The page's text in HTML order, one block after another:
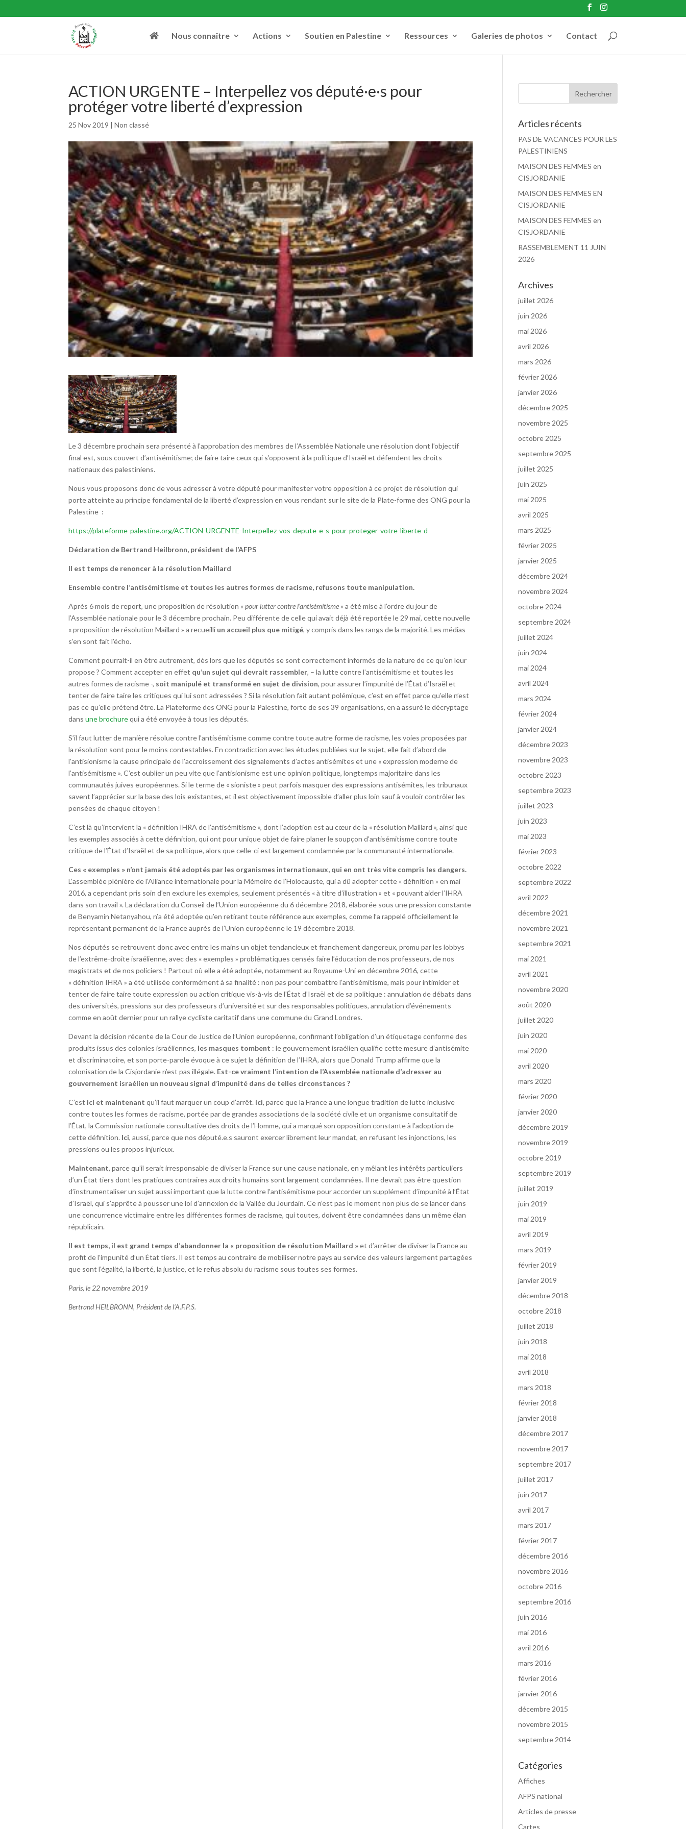
Nous connaître Actions Soutien en Palestine Ressources Galeries de photos Contact
ACTION URGENTE – Interpellez vos député·e·s pour
protéger votre liberté d’expression
25 Nov 2019 |Non classé
Le 3 décembre prochain sera présenté à l’approbation des membres de l’Assemblée Nationale une résolution dont l’objectif
final est, sous couvert d’antisémitisme; de faire taire ceux qui s’opposent à la politique d’Israël et défendent les droits
nationaux des palestiniens.
Nous vous proposons donc de vous adresser à votre député pour manifester votre opposition à ce projet de résolution qui
porte atteinte au principe fondamental de la liberté d’expression en vous rendant sur le site de la Plate-forme des ONG pour la
Palestine :
https://plateforme-palestine.org/ACTION-URGENTE-Interpellez-vos-depute-e-s-pour-proteger-votre-liberte-d
Déclaration de Bertrand Heilbronn, président de l’AFPS
Il est temps de renoncer à la résolution Maillard
Ensemble contre l’antisémitisme et toutes les autres formes de racisme, refusons toute manipulation.
Après 6 mois de report, une proposition de résolution « pour lutter contre l’antisémitisme » a été mise à l’ordre du jour de
l’Assemblée nationale pour le 3 décembre prochain. Peu différente de celle qui avait déjà été reportée le 29 mai, cette nouvelle
« proposition de résolution Maillard » a recueilli un accueil plus que mitigé, y compris dans les rangs de la majorité. Les médias
s’en sont fait l’écho.
Comment pourrait-il en être autrement, dès lors que les députés se sont correctement informés de la nature de ce qu’on leur
propose ? Comment accepter en effet qu’un sujet qui devrait rassembler, – la lutte contre l’antisémitisme et toutes les
autres formes de racisme -, soit manipulé et transformé en sujet de division, pour assurer l’impunité de l’État d’Israël et
tenter de faire taire les critiques qui lui sont adressées ? Si la résolution fait autant polémique, c’est en effet parce qu’elle n’est
pas ce qu’elle prétend être. La Plateforme des ONG pour la Palestine, forte de ses 39 organisations, en a assuré le décryptage
dansune brochurequi a été envoyée à tous les députés.
S’il faut lutter de manière résolue contre l’antisémitisme comme contre toute autre forme de racisme, les voies proposées par
la résolution sont pour le moins contestables. En contradiction avec les études publiées sur le sujet, elle fait d’abord de
l’antisionisme la cause principale de l’accroissement des signalements d’actes antisémites et une « expression moderne de
l’antisémitisme ». C’est oublier un peu vite que l’antisionisme est une opinion politique, longtemps majoritaire dans les
communautés juives européennes. Si le terme de « sioniste » peut parfois masquer des expressions antisémites, les tribunaux
savent l’apprécier sur la base des lois existantes, et il est objectivement impossible d’aller plus loin sauf à vouloir contrôler les
pensées de chaque citoyen !
C’est là qu’intervient la « définition IHRA de l’antisémitisme », dont l’adoption est au cœur de la « résolution Maillard », ainsi que
les exemples associés à cette définition, qui ont pour unique objet de faire planer le soupçon d’antisémitisme contre toute
critique de l’État d’Israël et de sa politique, alors que celle-ci est largement condamnée par la communauté internationale.
Ces « exemples » n’ont jamais été adoptés par les organismes internationaux, qui en ont très vite compris les dangers.
L’assemblée plénière de l’Alliance internationale pour la Mémoire de l’Holocauste, qui a dû adopter cette « définition » en mai
2016, a cependant pris soin d’en exclure les exemples, seulement présentés « à titre d’illustration » et « pouvant aider l’IHRA
dans son travail ». La déclaration du Conseil de l’Union européenne du 6 décembre 2018, élaborée sous une pression constante
de Benyamin Netanyahou, n’a été adoptée qu’en retirant toute référence aux exemples, comme l’a rappelé officiellement le
représentant permanent de la France auprès de l’Union européenne le 19 décembre 2018.
Nos députés se retrouvent donc avec entre les mains un objet tendancieux et franchement dangereux, promu par les lobbys
de l’extrême-droite israélienne, avec des « exemples » problématiques censés faire l’éducation de nos professeurs, de nos
magistrats et de nos policiers ! Partout où elle a été adoptée, notamment au Royaume-Uni en décembre 2016, cette
« définition IHRA » a été utilisée conformément à sa finalité : non pas pour combattre l’antisémitisme, mais pour intimider et
tenter de faire taire toute expression ou action critique vis-à-vis de l’État d’Israël et de sa politique : annulation de débats dans
des universités, pressions sur des professeurs d’université et sur des responsables politiques, annulation d’événements
comme en août dernier pour un rallye cycliste caritatif dans une commune du Grand Londres.
Devant la décision récente de la Cour de Justice de l’Union européenne, confirmant l’obligation d’un étiquetage conforme des
produits issus des colonies israéliennes, les masques tombent : le gouvernement israélien qualifie cette mesure d’antisémite
et discriminatoire, et son porte-parole évoque à ce sujet la définition de l’IHRA, alors que Donald Trump affirme que la
colonisation de la Cisjordanie n’est pas illégale. Est-ce vraiment l’intention de l’Assemblée nationale d’adresser au
gouvernement israélien un nouveau signal d’impunité dans de telles circonstances ?
C’est ici et maintenant qu’il faut marquer un coup d’arrêt. Ici, parce que la France a une longue tradition de lutte inclusive
contre toutes les formes de racisme, portée par de grandes associations de la société civile et un organisme consultatif de
l’État, la Commission nationale consultative des droits de l’Homme, qui a marqué son opposition constante à l’adoption de
cette définition. Ici, aussi, parce que nos député.e.s sauront exercer librement leur mandat, en refusant les injonctions, les
pressions ou les propos injurieux.
Maintenant, parce qu’il serait irresponsable de diviser la France sur une cause nationale, en y mêlant les intérêts particuliers
d’un État tiers dont les pratiques contraires aux droits humains sont largement condamnées. Il ne devrait pas être question
d’instrumentaliser un sujet aussi important que la lutte contre l’antisémitisme pour accorder un supplément d’impunité à l’État
d’Israël, qui s’apprête à pousser une loi d’annexion de la Vallée du Jourdain. Ce n’est pas le moment non plus de se lancer dans
une concurrence victimaire entre les différentes formes de racisme, qui toutes, doivent être condamnées dans un même élan
républicain.
Il est temps, il est grand temps d’abandonner la « proposition de résolution Maillard »et d’arrêter de diviser la France au
profit de l’impunité d’un État tiers. Il est temps au contraire de mobiliser notre pays au service des valeurs largement partagées
que sont l’égalité, la liberté, la justice, et le refus absolu du racisme sous toutes ses formes.
Paris, le 22 novembre 2019
Bertrand HEILBRONN, Président de l’A.F.P.S.
Articles récents
PAS DE VACANCES POUR LES
PALESTINIENS
MAISON DES FEMMES en
CISJORDANIE
MAISON DES FEMMES EN
CISJORDANIE
MAISON DES FEMMES en
CISJORDANIE
RASSEMBLEMENT 11 JUIN
2026
Archives
juillet 2026
juin 2026
mai 2026
avril 2026
mars 2026
février 2026
janvier 2026
décembre 2025
novembre 2025
octobre 2025
septembre 2025
juillet 2025
juin 2025
mai 2025
avril 2025
mars 2025
février 2025
janvier 2025
décembre 2024
novembre 2024
octobre 2024
septembre 2024
juillet 2024
juin 2024
mai 2024
avril 2024
mars 2024
février 2024
janvier 2024
décembre 2023
novembre 2023
octobre 2023
septembre 2023
juillet 2023
juin 2023
mai 2023
février 2023
octobre 2022
septembre 2022
avril 2022
décembre 2021
novembre 2021
septembre 2021
mai 2021
avril 2021
novembre 2020
août 2020
juillet 2020
juin 2020
mai 2020
avril 2020
mars 2020
février 2020
janvier 2020
décembre 2019
novembre 2019
octobre 2019
septembre 2019
juillet 2019
juin 2019
mai 2019
avril 2019
mars 2019
février 2019
janvier 2019
décembre 2018
octobre 2018
juillet 2018
juin 2018
mai 2018
avril 2018
mars 2018
février 2018
janvier 2018
décembre 2017
novembre 2017
septembre 2017
juillet 2017
juin 2017
avril 2017
mars 2017
février 2017
décembre 2016
novembre 2016
octobre 2016
septembre 2016
juin 2016
mai 2016
avril 2016
mars 2016
février 2016
janvier 2016
décembre 2015
novembre 2015
septembre 2014
Catégories
Affiches
AFPS national
Articles de presse
Cartes